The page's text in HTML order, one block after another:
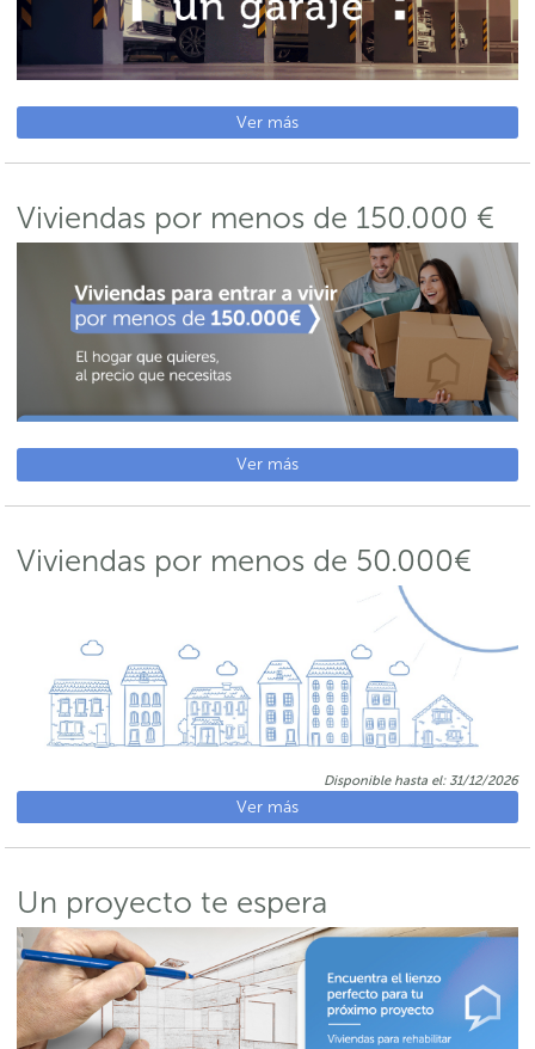
Ver más
Viviendas por menos de 150.000 €
Ver más
Viviendas por menos de 50.000€
Disponible hasta el:31/12/2026
Ver más
Un proyecto te espera